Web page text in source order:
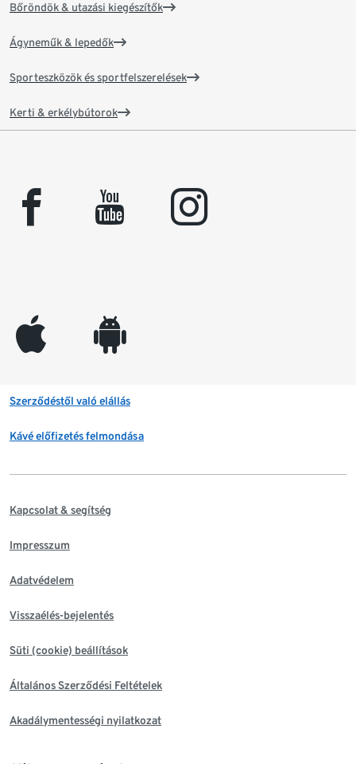
Bőröndök & utazási kiegészítők
Ágyneműk & lepedők
Sporteszközök és sportfelszerelések
Kerti & erkélybútorok
facebook youtube instagram
appleinc android
Szerződéstől való elállás
Kávé előfizetés felmondása
Kapcsolat & segítség
Impresszum
Adatvédelem
Visszaélés-bejelentés
Süti (cookie) beállítások
Általános Szerződési Feltételek
Akadálymentességi nyilatkozat